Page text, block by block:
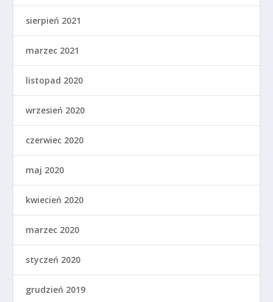
sierpień 2021
marzec 2021
listopad 2020
wrzesień 2020
czerwiec 2020
maj 2020
kwiecień 2020
marzec 2020
styczeń 2020
grudzień 2019